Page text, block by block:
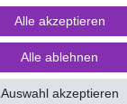
Alle akzeptieren
Alle ablehnen
Auswahl akzeptieren